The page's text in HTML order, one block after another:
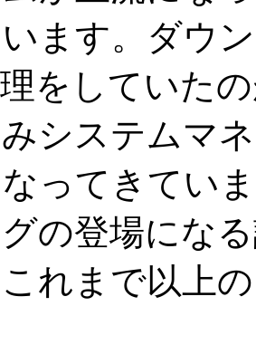
ます。ダウ
をしていた
みシステムマ
ってきてい
の登場にな
れまで以上